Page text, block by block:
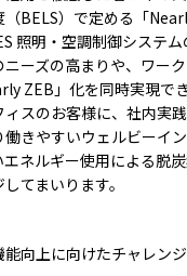
（BELS）で定める「
照明・空調制御システ
ニーズの高まりや、ワー
ZEB」化を同時実現で
スのお客様に、社内実
きやすいウェルビーイ
エネルギー使用による脱
てまいります。
能向上に向けたチャレン